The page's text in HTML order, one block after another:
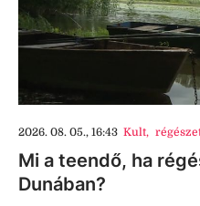
2026. 08. 05., 16:43 Kult,
Mi a teendő, ha
Dunában?